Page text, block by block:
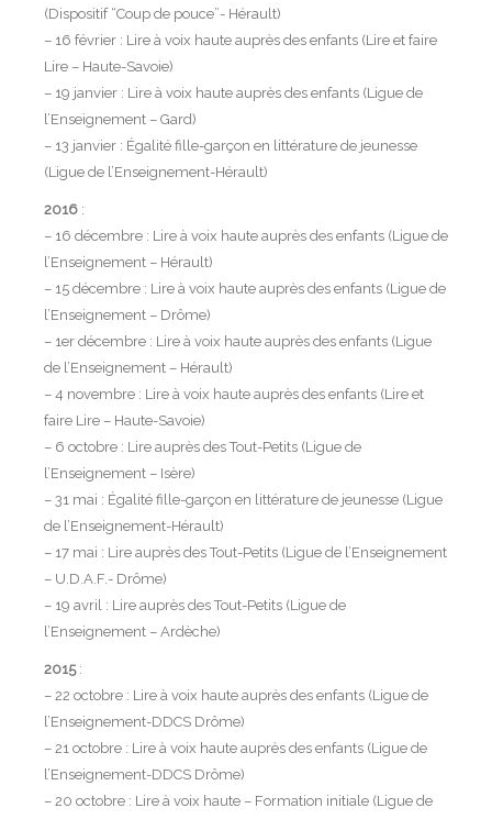
(Dispositif “Coup de pouce”- Hérault)
– 16 février : Lire à voix haute auprès des enfants (Lire et faire
Lire – Haute-Savoie)
– 19 janvier : Lire à voix haute auprès des enfants (Ligue de
l’Enseignement – Gard)
– 13 janvier : Égalité fille-garçon en littérature de jeunesse
(Ligue de l’Enseignement-Hérault)
2016 :
– 16 décembre : Lire à voix haute auprès des enfants (Ligue de
l’Enseignement – Hérault)
– 15 décembre : Lire à voix haute auprès des enfants (Ligue de
l’Enseignement – Drôme)
– 1er décembre : Lire à voix haute auprès des enfants (Ligue
de l’Enseignement – Hérault)
– 4 novembre : Lire à voix haute auprès des enfants (Lire et
faire Lire – Haute-Savoie)
– 6 octobre : Lire auprès des Tout-Petits (Ligue de
l’Enseignement – Isère)
– 31 mai : Égalité fille-garçon en littérature de jeunesse (Ligue
de l’Enseignement-Hérault)
– 17 mai : Lire auprès des Tout-Petits (Ligue de l’Enseignement
– U.D.A.F.- Drôme)
– 19 avril : Lire auprès des Tout-Petits (Ligue de
l’Enseignement – Ardèche)
2015:
– 22 octobre : Lire à voix haute auprès des enfants (Ligue de
l’Enseignement-DDCS Drôme)
– 21 octobre : Lire à voix haute auprès des enfants (Ligue de
l’Enseignement-DDCS Drôme)
– 20 octobre : Lire à voix haute – Formation initiale (Ligue de